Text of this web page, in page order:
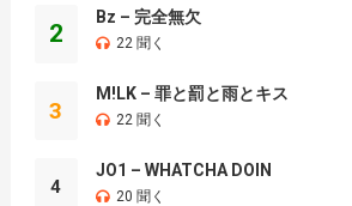
2
Bz – 完全無欠
22 聞く
3
M!LK – 罪と罰と雨とキス
22 聞く
4
JO1 – WHATCHA DOIN
20 聞く